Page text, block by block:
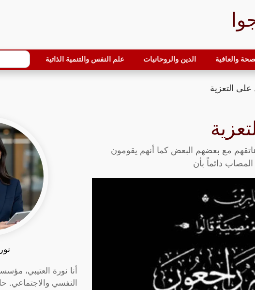
والعافية الدين والروحانيات علم النفس والتنمية الذاتية
التعزية
مع بعضهم البعض كما أنهم يقومون
دائماً بأن
أنا نورة العتيبي،
النفسي والاجتماعي.